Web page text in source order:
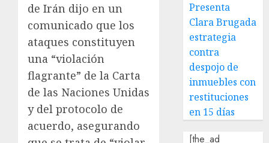
de Irán dijo en un
comunicado que los
ataques constituyen
una “violación
flagrante” de la Carta
de las Naciones Unidas
y del protocolo de
acuerdo, asegurando
Presenta
Clara Brugada
estrategia
contra
despojo de
inmuebles con
restituciones
en 15 días
[the_ad